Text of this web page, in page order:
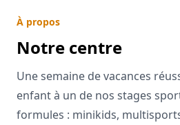
À propos
Notre centre
Une semaine de vacances
enfant à un de nos stages
formules : minikids,